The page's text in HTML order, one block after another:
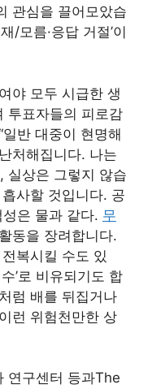
관심을 끌어모았습
/모름·응답 거절’이
야 모두 시급한 생
투표자들의 피로감
반 대중이 현명해
처해집니다. 나는
실상은 그렇지 않습
사할 것입니다. 공
은 물과 같다. 무
동을 장려합니다.
복시킬 수도 있
’로 비유되기도 합
럼 배를 뒤집거나
런 위험천만한 상
연구센터 등과The